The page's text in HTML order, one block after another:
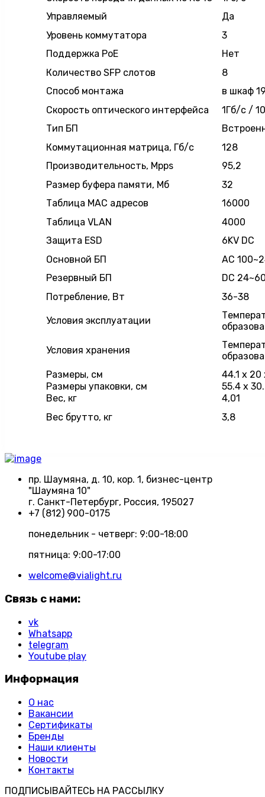
Управляемый
Да
Уровень коммутатора
3
Поддержка PoE
Нет
Количество SFP слотов
8
Способ монтажа
в шкаф
Скорость оптического интерфейса
1Гб/с /
Тип БП
Коммутационная матрица, Гб/с
128
Производительность, Mpps
95,2
Размер буфера памяти, Мб
32
Таблица MAC адресов
16000
Таблица VLAN
4000
Защита ESD
6KV DC
Основной БП
AC
Резервный БП
DC
Потребление, Вт
36-38
Условия эксплуатации
Условия хранения
Размеры, см
44.1 x 20
Размеры упаковки, см
55.4 x
Вес, кг
4,01
Вес брутто, кг
3,8
пр. Шаумяна, д. 10, кор. 1, бизнес-центр
"Шаумяна 10"
г. Санкт-Петербург, Россия, 195027
+7 (812) 900-0175
понедельник - четверг: 9:00-18:00
пятница: 9:00-17:00
welcome@vialight.ru
Связь с нами:
vk
Whatsapp
telegram
Youtube play
Информация
О нас
Вакансии
Сертификаты
Бренды
Наши клиенты
Новости
Контакты
ПОДПИСЫВАЙТЕСЬ НА РАССЫЛКУ